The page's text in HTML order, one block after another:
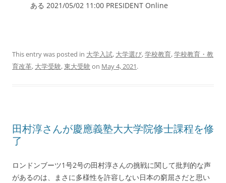
ある 2021/05/02 11:00 PRESIDENT Online
This entry was posted in 大学入試, 大学選び,学校教育,学校教育・教
育改革, 大学受験,東大受験on May 4, 2021.
田村淳さんが慶應義塾大大学院修士課程を修
了
ロンドンブーツ1号2号の田村淳さんの挑戦に関して批判的な声
があるのは、まさに多様性を許容しない日本の窮屈さだと思い